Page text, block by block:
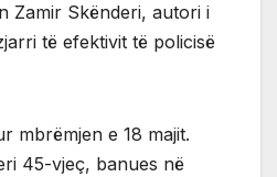
Zamir Skënderi, autori i
të efektivit të policisë
mbrëmjen e 18 majit.
45-vjeç, banues në